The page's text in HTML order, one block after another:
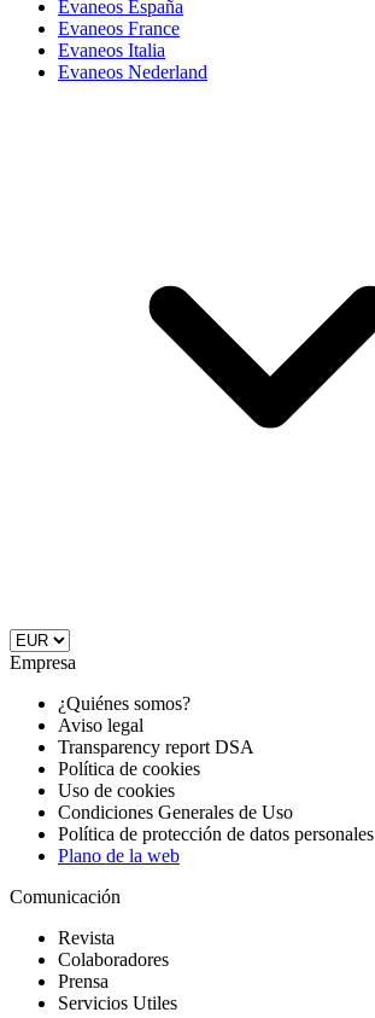
Evaneos España
Evaneos France
Evaneos Italia
Evaneos Nederland
Empresa
¿Quiénes somos?
Aviso legal
Transparency report DSA
Política de cookies
Uso de cookies
Condiciones Generales de Uso
Política de protección de datos personales
Plano de la web
Comunicación
Revista
Colaboradores
Prensa
Servicios Utiles